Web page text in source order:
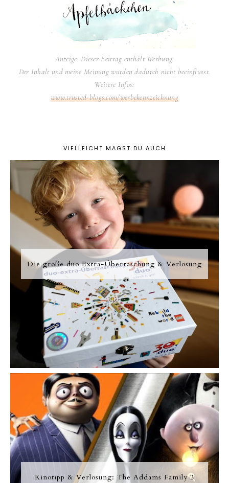
Anzeige: Dieser Beitrag enthält Werbung.
Der Inhalt und meine Meinung wurden dadurch nicht beeinflusst.
Weitere Infos:
www.trusted-blogs.com/werbekennzeichnung
VIELLEICHT MAGST DU AUCH
Die große duo Extra-Überraschung & Verlosung
Kinotipp & Verlosung: The Addams Family 2